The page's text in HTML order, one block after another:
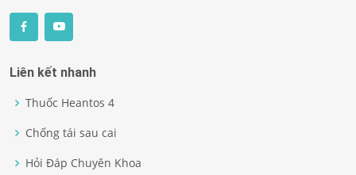
Liên kết nhanh
Thuốc Heantos 4
Chống tái sau cai
Hỏi Đáp Chuyên Khoa